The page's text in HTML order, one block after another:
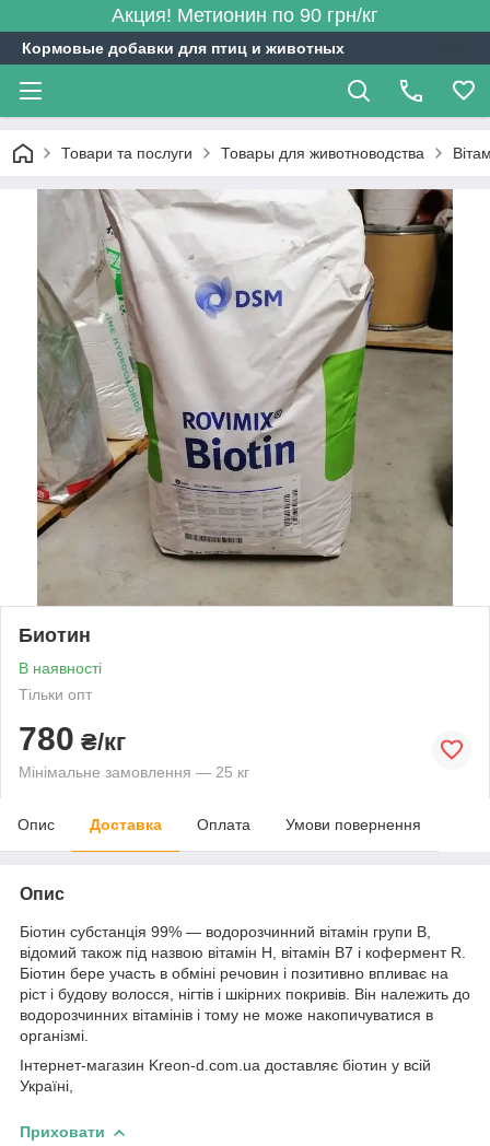
Акция! Метионин по 90 грн/кг
Кормовые добавки для птиц и животных
Товари та послуги Товары для животноводства
Биотин
В наявності
Тільки опт
780 ₴/кг
Мінімальне замовлення — 25 кг
Опис Доставка Оплата Умови повернення
Опис
Біотин субстанція 99% — водорозчинний вітамін групи B,
відомий також під назвою вітамін Н, вітамін В7 і кофермент R.
Біотин бере участь в обміні речовин і позитивно впливає на
ріст і будову волосся, нігтів і шкірних покривів. Він належить до
водорозчинних вітамінів і тому не може накопичуватися в
організмі.
Інтернет-магазин Kreon-d.com.ua доставляє біотин у всій
Україні,
Приховати